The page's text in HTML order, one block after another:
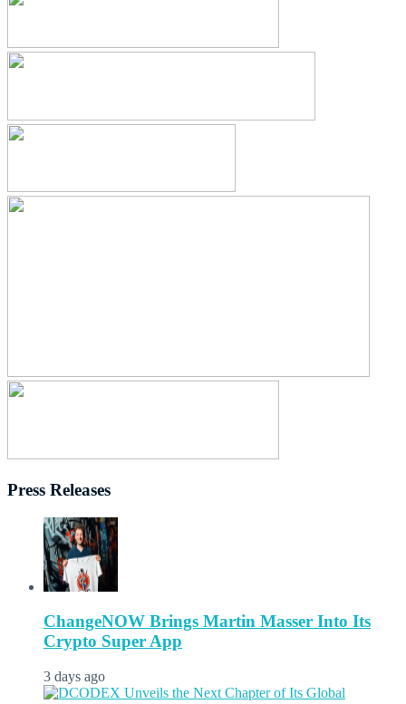
Press Releases
ChangeNOW Brings Martin Masser Into Its
Crypto Super App
3 days ago